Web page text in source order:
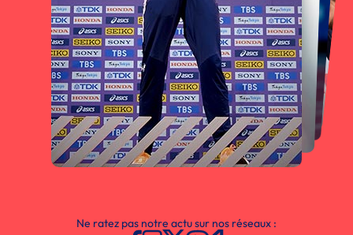
Ne ratez pas notre actu sur nos réseaux :